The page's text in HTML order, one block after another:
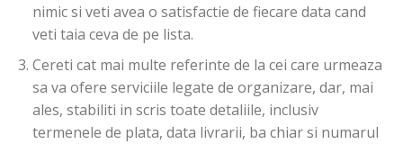
nimic si veti avea o satisfactie de fiecare data cand
veti taia ceva de pe lista.
Cereti cat mai multe referinte de la cei care urmeaza
sa va ofere serviciile legate de organizare, dar, mai
ales, stabiliti in scris toate detaliile, inclusiv
termenele de plata, data livrarii, ba chiar si numarul